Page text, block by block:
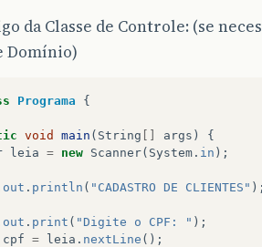
da Classe de Controle: (se
Domínio)
Programa {
void main ( String args )
{
leia = new Scanner( System . in );
out . println ( "CADASTRO DE CLIENTES"
out . print ( "Digite o CPF: " );
cpf = leia . nextLine ();